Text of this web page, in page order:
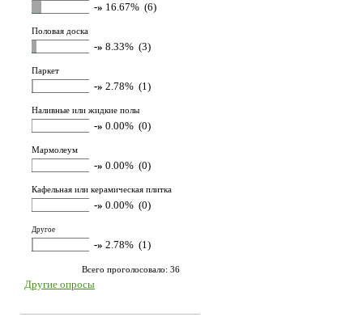
-» 16.67% (6)
Половая доска
-» 8.33% (3)
Паркет
-» 2.78% (1)
Наливные или жидкие полы
-» 0.00% (0)
Мармолеум
-» 0.00% (0)
Кафельная или керамическая плитка
-» 0.00% (0)
Другое
-» 2.78% (1)
Всего проголосовало: 36
Другие опросы